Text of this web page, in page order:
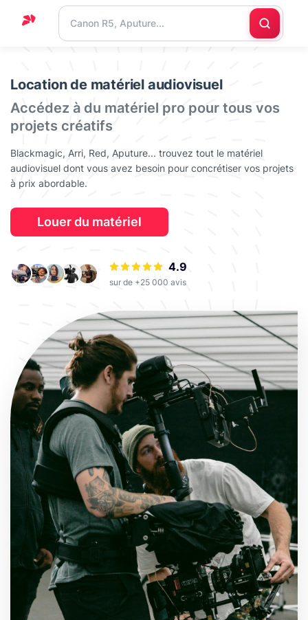
Support
Blog
contacter
Location de matériel audiovisuel
Accédez à du matériel pro pour tous vos
projets créatifs
Blackmagic, Arri, Red, Aputure... trouvez tout le matériel
audiovisuel dont vous avez besoin pour concrétiser vos projets
à prix abordable.
Louer du matériel
4.9
sur de +25 000 avis